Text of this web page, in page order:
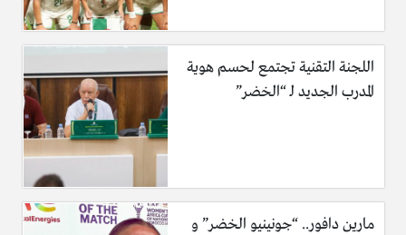
اللجنة التقنية تجتمع لحسم هوية
المدرب الجديد لـ “الخضر”
مارين دافور.. “جونينيو الخضر” و